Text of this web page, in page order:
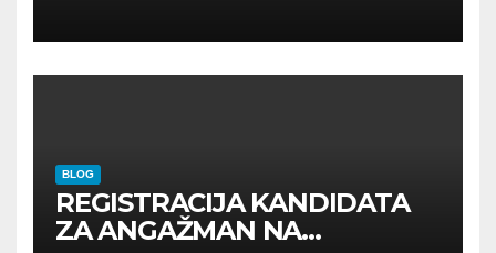
BLOG
REGISTRACIJA KANDIDATA
ZA ANGAŽMAN NA